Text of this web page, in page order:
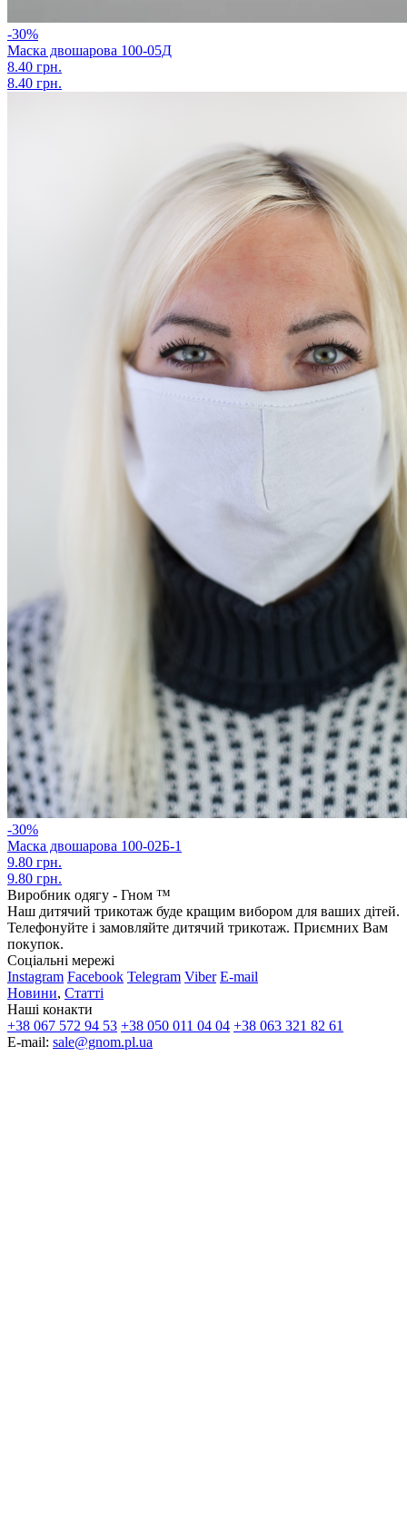
-30%
Маска двошарова 100-05Д
8.40 грн.
8.40 грн.
-30%
Маска двошарова 100-02Б-1
9.80 грн.
9.80 грн.
Виробник одягу - Гном ™
Наш дитячий трикотаж буде кращим вибором для ваших дітей.
Телефонуйте і замовляйте дитячий трикотаж. Приємних Вам
покупок.
Соціальні мережі
Instagram Facebook Telegram Viber E-mail
Новини, Статті
Наші конакти
+38 067 572 94 53 +38 050 011 04 04 +38 063 321 82 61
E-mail: sale@gnom.pl.ua